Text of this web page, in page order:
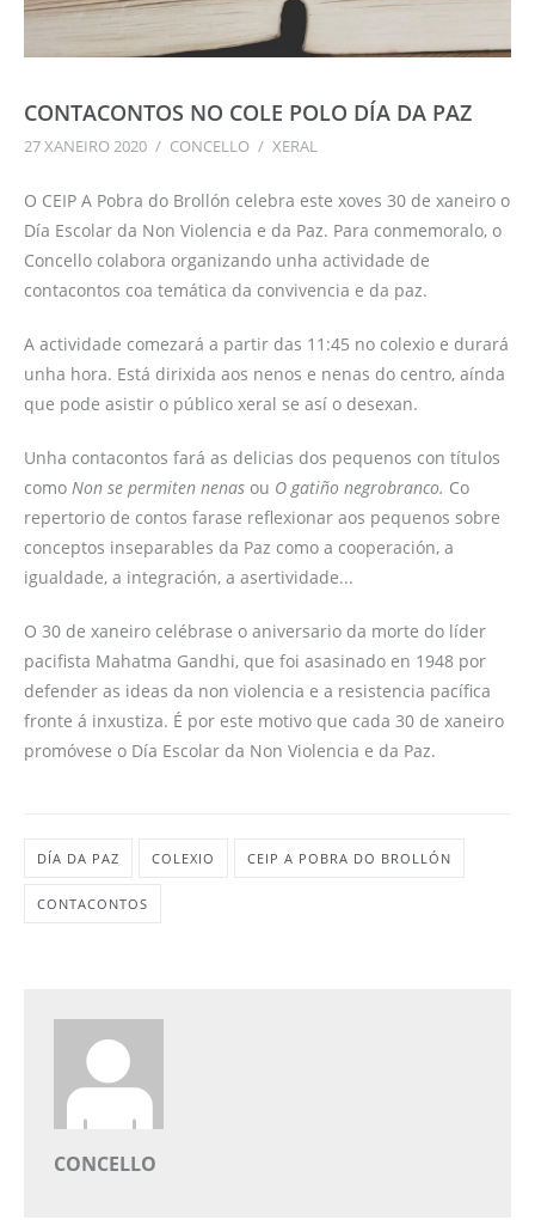
CONTACONTOS NO COLE POLO DÍA DA PAZ
27 XANEIRO 2020 / CONCELLO / XERAL
O CEIP A Pobra do Brollón celebra este xoves 30 de xaneiro o
Día Escolar da Non Violencia e da Paz. Para conmemoralo, o
Concello colabora organizando unha actividade de
contacontos coa temática da convivencia e da paz.
A actividade comezará a partir das 11:45 no colexio e durará
unha hora. Está dirixida aos nenos e nenas do centro, aínda
que pode asistir o público xeral se así o desexan.
Unha contacontos fará as delicias dos pequenos con títulos
como Non se permiten nenas ou O gatiño negrobranco. Co
repertorio de contos farase reflexionar aos pequenos sobre
conceptos inseparables da Paz como a cooperación, a
igualdade, a integración, a asertividade...
O 30 de xaneiro celébrase o aniversario da morte do líder
pacifista Mahatma Gandhi, que foi asasinado en 1948 por
defender as ideas da non violencia e a resistencia pacífica
fronte á inxustiza. É por este motivo que cada 30 de xaneiro
promóvese o Día Escolar da Non Violencia e da Paz.
DÍA DA PAZ COLEXIO CEIP A POBRA DO BROLLÓN
CONTACONTOS
CONCELLO